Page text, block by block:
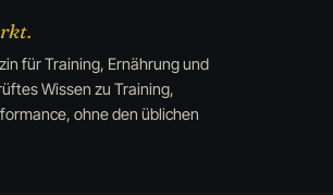
für Training, Ernährung und
Wissen zu Training,
ohne den üblichen